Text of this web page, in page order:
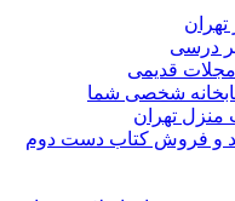
درسی
قدیمی
شخصی شما
تهران
و فروش کتاب دست دوم